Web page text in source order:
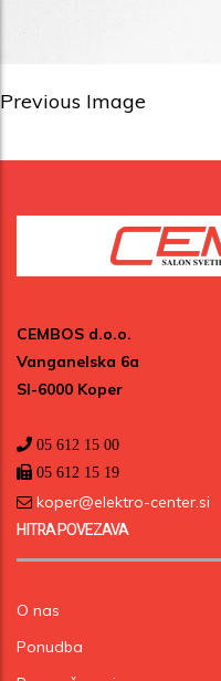
Previous Image
CEMBOS d.o.o.
Vanganelska 6a
SI-6000 Koper
05 612 15 00
05 612 15 19
koper@elektro-center.si
HITRA POVEZAVA
O nas
Ponudba